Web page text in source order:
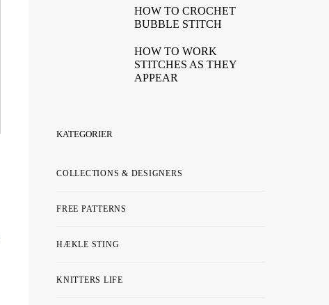
HOW TO CROCHET
BUBBLE STITCH
HOW TO WORK
STITCHES AS THEY
APPEAR
KATEGORIER
COLLECTIONS & DESIGNERS
FREE PATTERNS
HÆKLE STING
KNITTERS LIFE